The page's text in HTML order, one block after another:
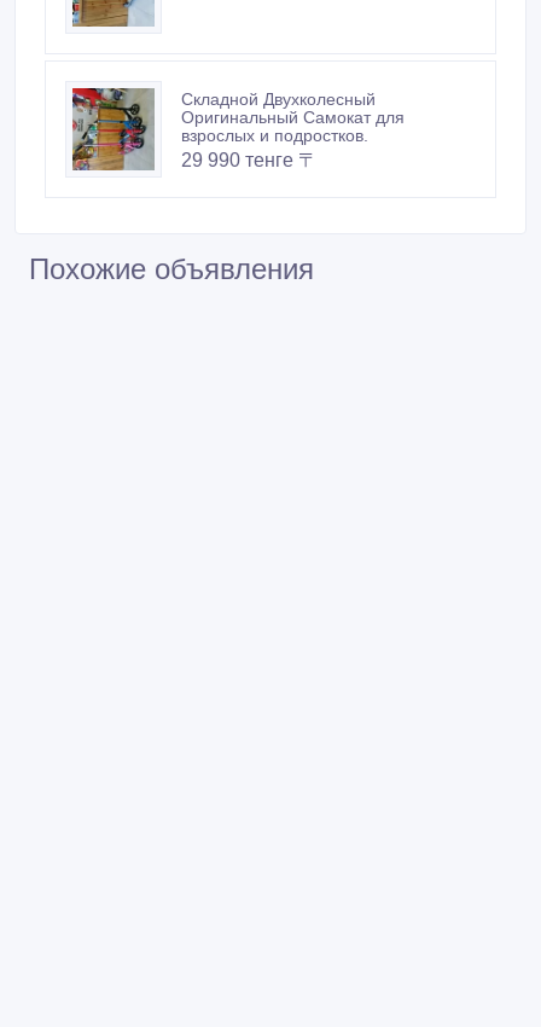
Складной Двухколесный
Оригинальный Самокат для
взрослых и подростков.
29 990 тенге 〒
Похожие объявления